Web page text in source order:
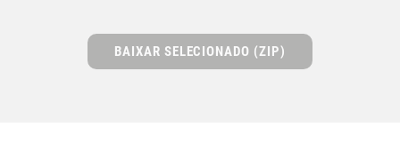
BAIXAR SELECIONADO (ZIP)